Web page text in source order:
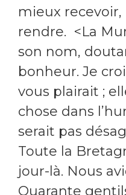
mieux
rendre. <La
son nom,
bonheur. Je
vous plairait ;
chose dans
serait pas
Toute la
jour-là. Nous
Quarante